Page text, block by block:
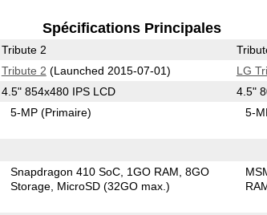
Spécifications Principales
Tribute 2
Tribute 2 (Launched 2015-07-01) LG
4.5" 854x480 IPS LCD 4.5"
5-MP(Primaire) 5-
Snapdragon 410 SoC 1GO RAM 8GO
Storage MicroSD (32GO max.)